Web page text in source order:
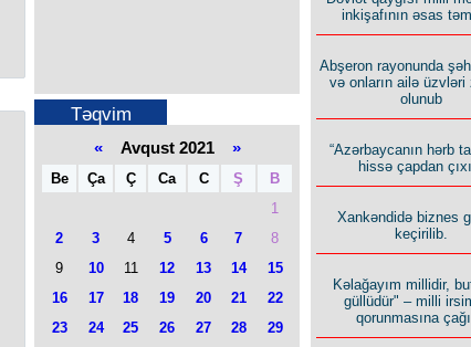
Təqvim
«Avqust 2021 »
Be Ça Ç Ca C Ş
B
1
2
3 4 5 6 7
8
9
10 11 12 13 14
15
16
17 18 19 20 21
22
23
24 25 26 27 28
29
inkişafının əsas
Abşeron rayonunda
və onların ailə üzvləri
olunub
“Azərbaycanın hərb
hissə çapdan
Xankəndidə biznes
keçirilib.
Kəlağayım millidir,
güllüdür" – milli
qorunmasına